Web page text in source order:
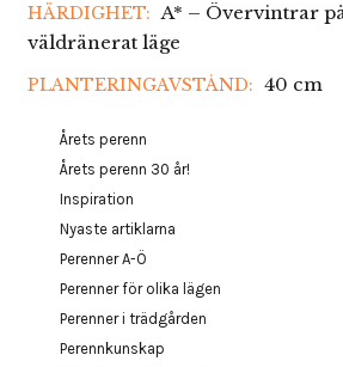
HÄRDIGHET: A* – Övervintrar
väldränerat läge
PLANTERINGAVSTÅND: 40 cm
Årets perenn
Årets perenn 30 år!
Inspiration
Nyaste artiklarna
Perenner A-Ö
Perenner för olika lägen
Perenner i trädgården
Perennkunskap